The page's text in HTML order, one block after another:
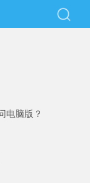
电脑版？